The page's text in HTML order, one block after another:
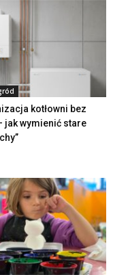
kotłowni bez
jak wymienić stare